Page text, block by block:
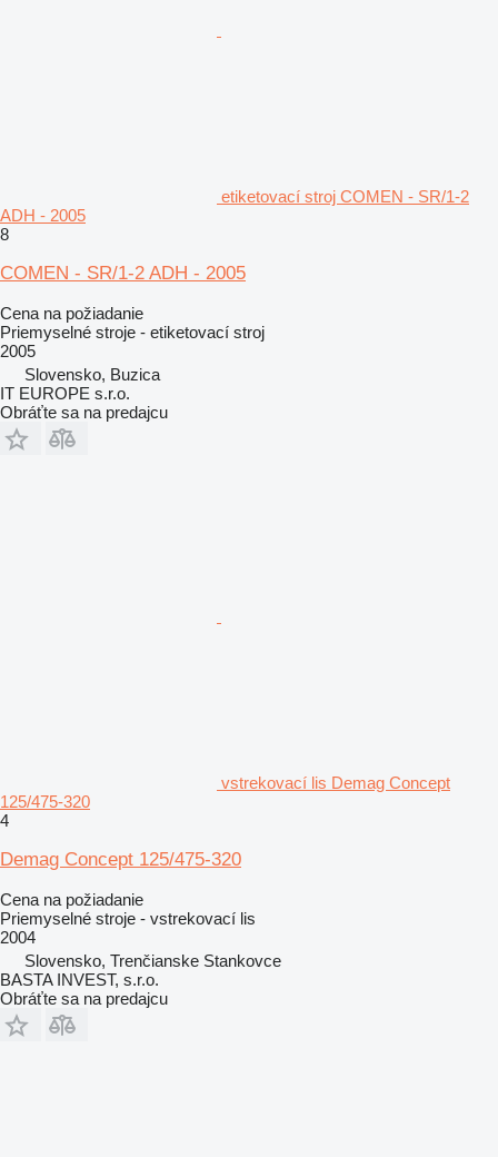
etiketovací stroj COMEN - SR/1-2
ADH - 2005
8
COMEN - SR/1-2 ADH - 2005
Cena na požiadanie
Priemyselné stroje - etiketovací stroj
2005
Slovensko, Buzica
IT EUROPE s.r.o.
Obráťte sa na predajcu
vstrekovací lis Demag Concept
125/475-320
4
Demag Concept 125/475-320
Cena na požiadanie
Priemyselné stroje - vstrekovací lis
2004
Slovensko, Trenčianske Stankovce
BASTA INVEST, s.r.o.
Obráťte sa na predajcu